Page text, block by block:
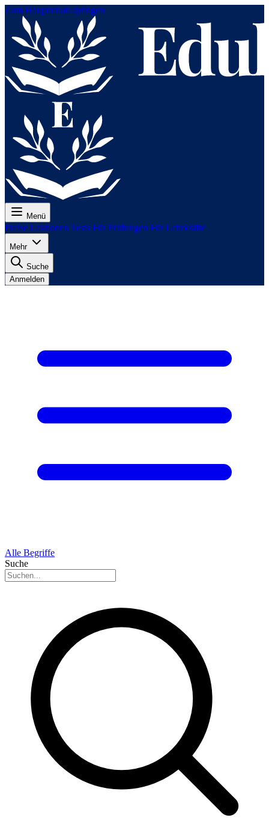
Zum Hauptinhalt springen
Menü
Preise Lektionen Tests Für Prüfungen Für Lehrkräfte
Mehr
Suche
Anmelden
Alle Begriffe
Suche